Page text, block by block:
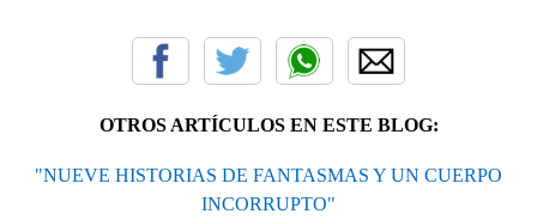
OTROS ARTÍCULOS EN ESTE BLOG:
"NUEVE HISTORIAS DE FANTASMAS Y UN CUERPO
INCORRUPTO"